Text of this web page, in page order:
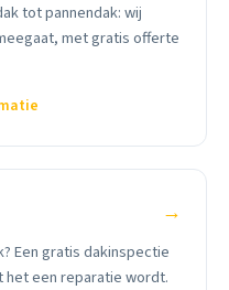
tot pannendak: wij
met gratis offerte
→
Een gratis dakinspectie
een reparatie wordt.